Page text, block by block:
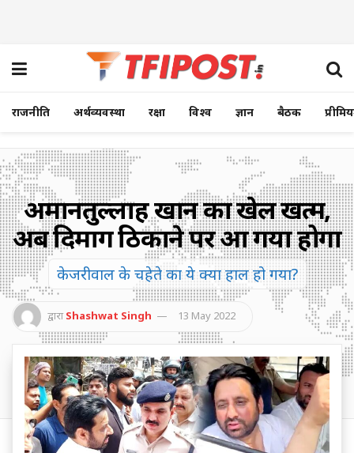
राजनीति अर्थव्यवस्था रक्षा विश्व ज्ञान बैठक
अमानतुल्लाह खान का खेल खत्म,
अब दिमाग ठिकाने पर आ गया होगा
केजरीवाल के चहेते का ये क्या हाल हो गया?
द्वारा Shashwat Singh 13 May 2022